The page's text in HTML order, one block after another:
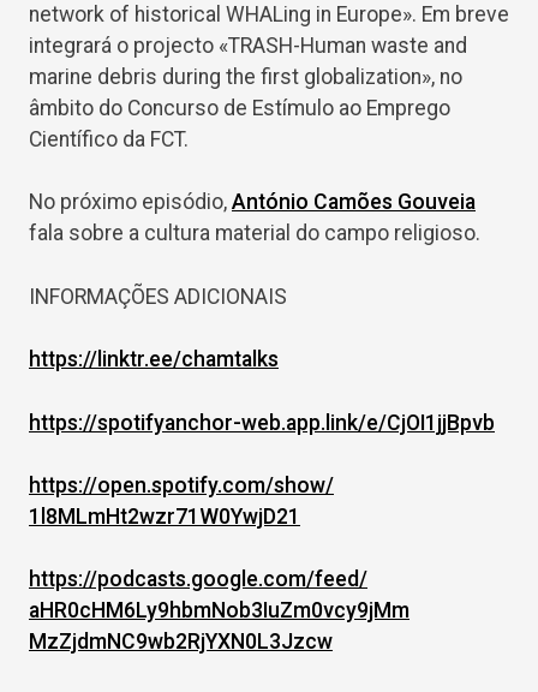
network of historical WHALing in Europe». Em breve
integrará o projecto «TRASH-Human waste and
marine debris during the first globalization», no
âmbito do Concurso de Estímulo ao Emprego
Científico da FCT.
No próximo episódio, António Camões Gouveia
fala sobre a cultura material do campo religioso.
INFORMAÇÕES ADICIONAIS
https://linktr.ee/chamtalks
https://spotifyanchor-web.app. link/e/CjOI1jjBpvb
https://open.spotify.com/show/
1l8MLmHt2wzr71W0YwjD21
https://podcasts.google.com/feed/
aHR0cHM6Ly9hbmNob3IuZm0vcy9jMm
MzZjdmNC9wb2RjYXN0L3Jzcw